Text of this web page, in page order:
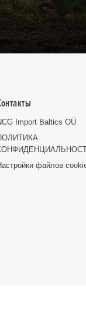
Import Baltics OÜ
файлов